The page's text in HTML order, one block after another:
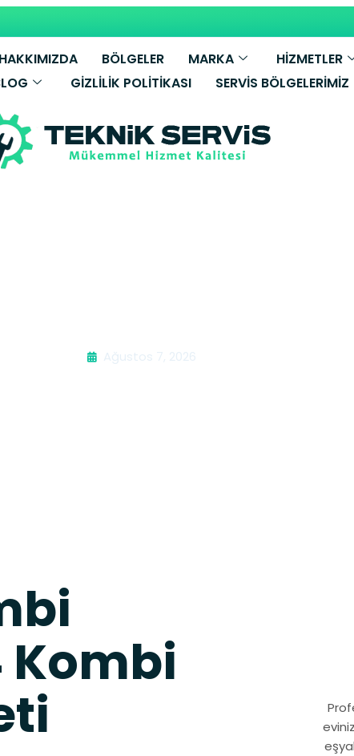
HAKKIMIZDA BÖLGELER MARKA HİZMETLER
GIZLILIK POLITIKASI SERVIS BÖLGELERIMIZ
Ağustos 7, 2026
Kombi